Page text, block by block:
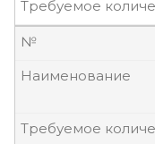
№
Наименование